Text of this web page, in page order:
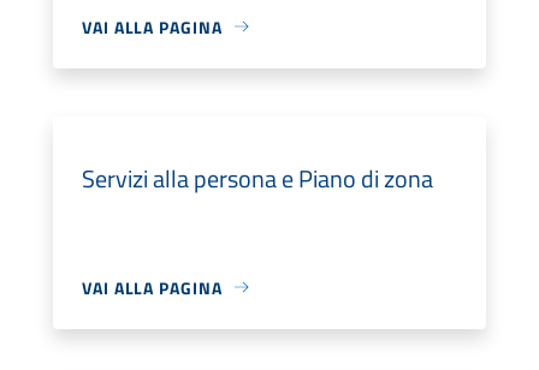
VAI ALLA PAGINA
Servizi alla persona e Piano di zona
VAI ALLA PAGINA